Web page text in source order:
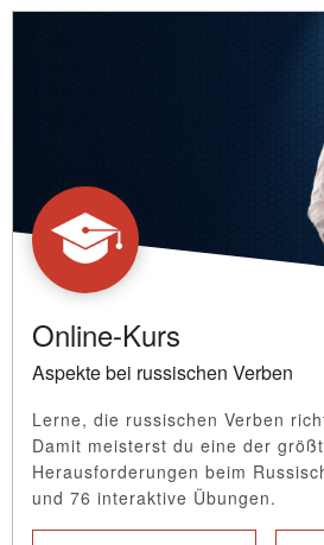
Online-Kurs
Aspekte bei russischen Verben
Lerne, die russischen Verben
Damit meisterst du eine der
Herausforderungen beim
und 76 interaktive Übungen.